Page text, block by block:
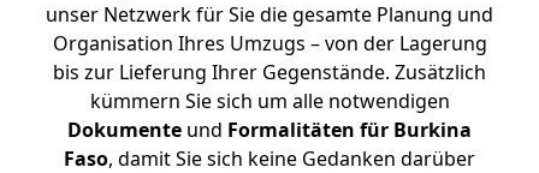
unser Netzwerk für Sie die gesamte Planung und
Organisation Ihres Umzugs – von der Lagerung
bis zur Lieferung Ihrer Gegenstände. Zusätzlich
kümmern Sie sich um alle notwendigen
Dokumente und Formalitäten für Burkina
Faso, damit Sie sich keine Gedanken darüber